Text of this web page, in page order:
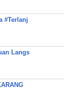
#Terlanj
Langs